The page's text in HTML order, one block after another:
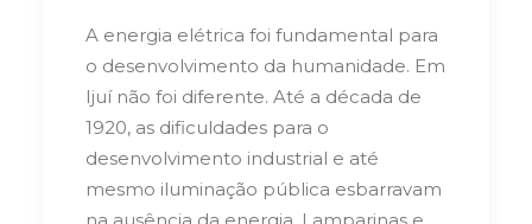
A energia elétrica foi fundamental para
o desenvolvimento da humanidade. Em
Ijuí não foi diferente. Até a década de
1920, as dificuldades para o
desenvolvimento industrial e até
mesmo iluminação pública esbarravam